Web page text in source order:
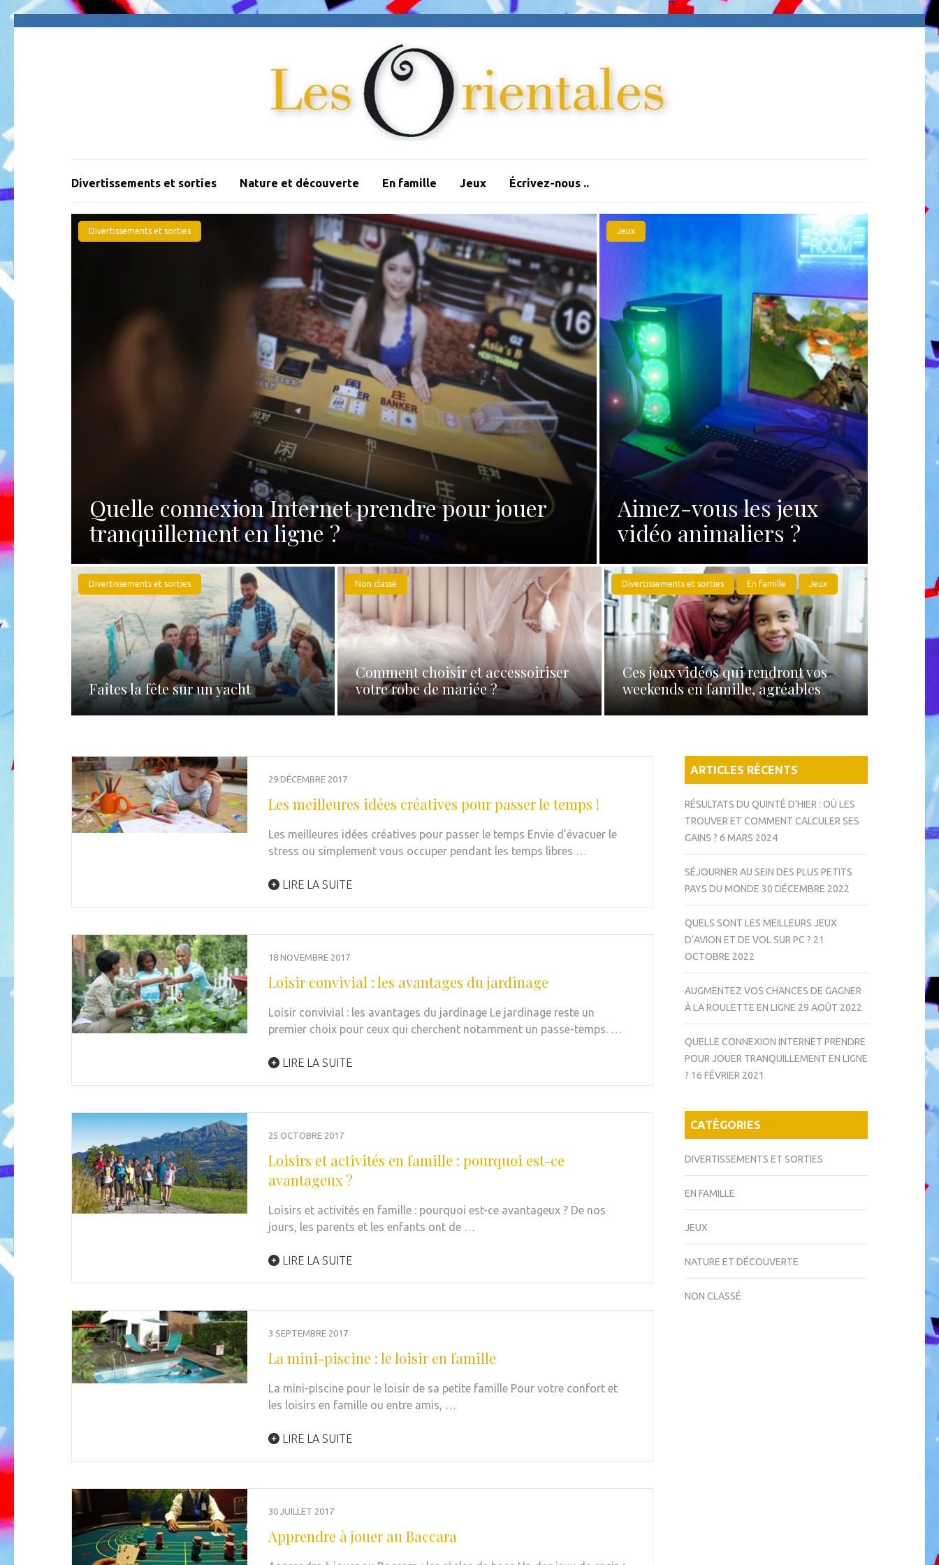
Aller
Divertissements et sorties Nature et découverte En famille Jeux Écrivez-nous ..
Divertissements et sorties
Quelle connexion Internet prendre pour jouer
tranquillement en ligne ?
Jeux
Aimez-vous les jeux
vidéo animaliers ?
Divertissements et sorties
Faîtes la fête sur un yacht
Non classé
Comment choisir et accessoiriser
votre robe de mariée ?
Divertissements et sorties En famille Jeux
Ces jeux vidéos qui rendront vos
weekends en famille, agréables
29 DÉCEMBRE 2017
Les meilleures idées créatives pour passer le temps !
Les meilleures idées créatives pour passer le temps Envie d’évacuer le
stress ou simplement vous occuper pendant les temps libres …
LIRE LA SUITE
18 NOVEMBRE 2017
Loisir convivial : les avantages du jardinage
Loisir convivial : les avantages du jardinage Le jardinage reste un
premier choix pour ceux qui cherchent notamment un passe-temps. …
LIRE LA SUITE
25 OCTOBRE 2017
Loisirs et activités en famille : pourquoi est-ce
avantageux ?
Loisirs et activités en famille : pourquoi est-ce avantageux ? De nos
jours, les parents et les enfants ont de …
LIRE LA SUITE
3 SEPTEMBRE 2017
La mini-piscine : le loisir en famille
La mini-piscine pour le loisir de sa petite famille Pour votre confort et
les loisirs en famille ou entre amis, …
LIRE LA SUITE
30 JUILLET 2017
Apprendre à jouer au Baccara
ARTICLES RÉCENTS
RÉSULTATS DU QUINTÉ D’HIER : OÙ LES
TROUVER ET COMMENT CALCULER SES
GAINS ? 6 MARS 2024
SÉJOURNER AU SEIN DES PLUS PETITS
PAYS DU MONDE 30 DÉCEMBRE 2022
QUELS SONT LES MEILLEURS JEUX
D’AVION ET DE VOL SUR PC ? 21
OCTOBRE 2022
AUGMENTEZ VOS CHANCES DE GAGNER
À LA ROULETTE EN LIGNE 29 AOÛT 2022
QUELLE CONNEXION INTERNET PRENDRE
POUR JOUER TRANQUILLEMENT EN LIGNE
? 16 FÉVRIER 2021
CATÉGORIES
DIVERTISSEMENTS ET SORTIES
EN FAMILLE
JEUX
NATURE ET DÉCOUVERTE
NON CLASSÉ